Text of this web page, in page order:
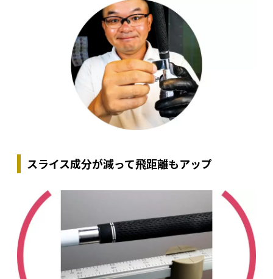
スライス成分が減って飛距離もアップ